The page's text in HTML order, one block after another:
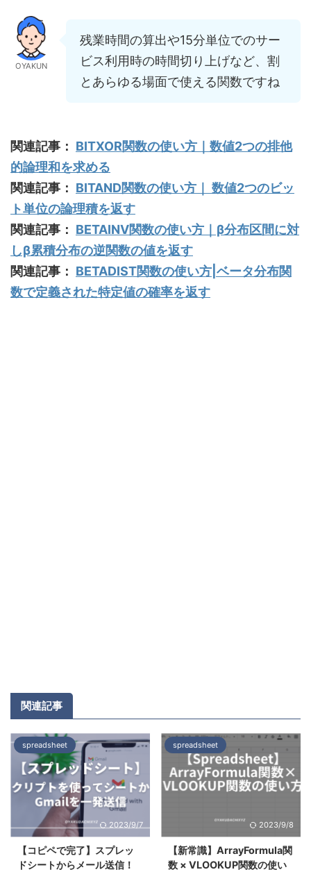
OYAKUN
残業時間の算出や15分単位でのサー
ビス利用時の時間切り上げなど、割
とあらゆる場面で使える関数ですね
関連記事： BITXOR関数の使い方｜数値2つの排他
的論理和を求める
関連記事： BITAND関数の使い方｜ 数値2つのビッ
ト単位の論理積を返す
関連記事： BETAINV関数の使い方｜β分布区間に対
しβ累積分布の逆関数の値を返す
関連記事： BETADIST関数の使い方|ベータ分布関
数で定義された特定値の確率を返す
関連記事
spreadsheet
2023/9/7
【コピペで完了】スプレッ
ドシートからメール送信！
spreadsheet
2023/9/8
【新常識】ArrayFormula関
数 × VLOOKUP関数の使い